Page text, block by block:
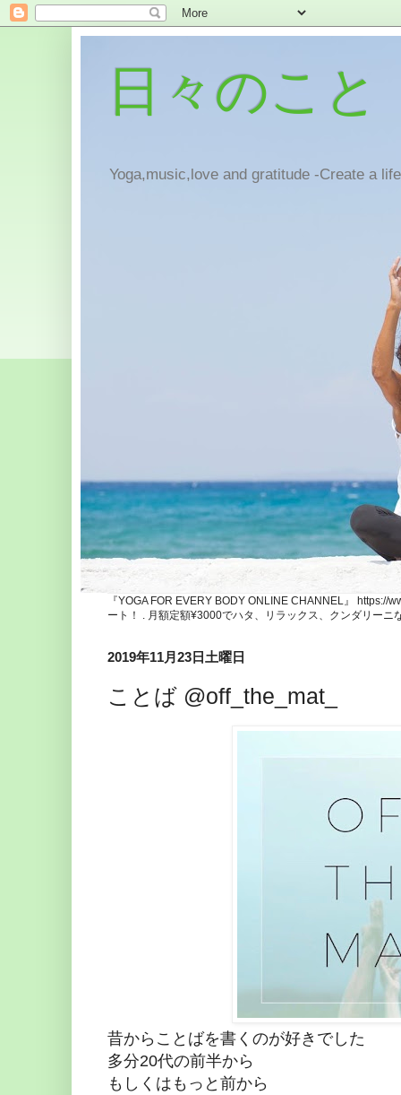
日々のこと
Yoga,music,love and gratitude -Create a
『YOGA FOR EVERY BODY ONLINE CHANNEL』
ート！ . 月額定額¥3000でハタ、リラックス、クンダリー
2019年11月23日土曜日
ことば @off_the_mat_
昔からことばを書くのが好きでした
多分20代の前半から
もしくはもっと前から